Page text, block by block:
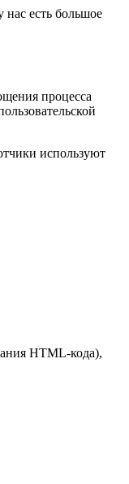
нас есть большое
процесса
используют
HTML-кода),